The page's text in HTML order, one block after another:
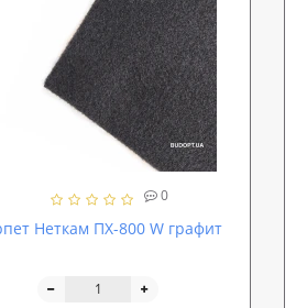
0
Неткам ПХ-800 W графит